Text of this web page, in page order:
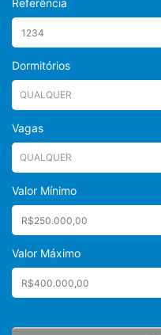
Referência
Dormitórios
Vagas
Valor Mínimo
Valor Máximo